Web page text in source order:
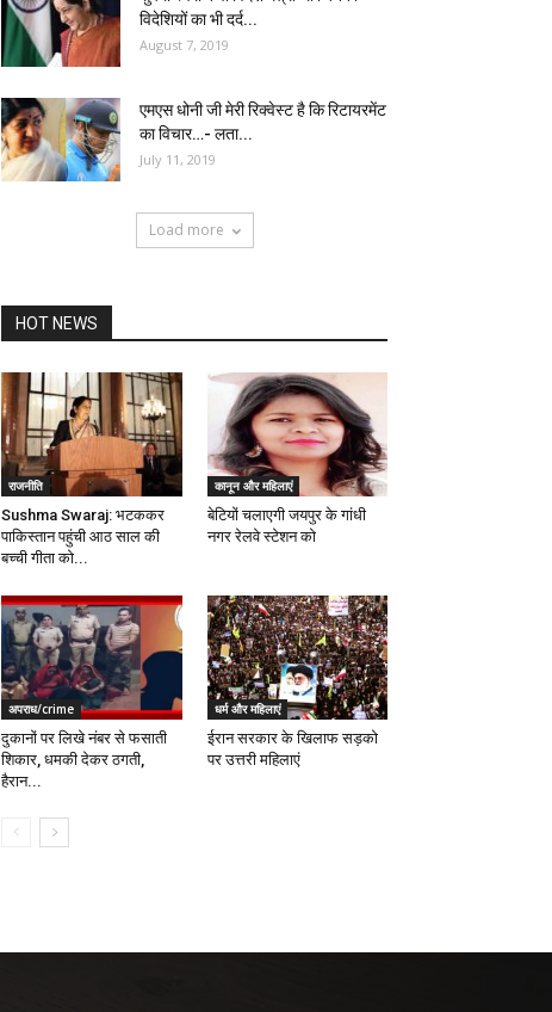
विदेशियों का भी दर्द...
August 7, 2019
एमएस धोनी जी मेरी रिक्वेस्ट है कि रिटायरमेंट
का विचार…- लता...
July 11, 2019
Load more
HOT NEWS
राजनीति
Sushma Swaraj: भटककर
पाकिस्तान पहुंची आठ साल की
बच्ची गीता को...
कानून और महिलाएं
बेटियों चलाएगी जयपुर के गांधी
नगर रेलवे स्टेशन को
अपराध/crime
दुकानों पर लिखे नंबर से फसाती
शिकार, धमकी देकर ठगती,
हैरान...
धर्म और महिलाएं
ईरान सरकार के खिलाफ सड़को
पर उत्तरी महिलाएं